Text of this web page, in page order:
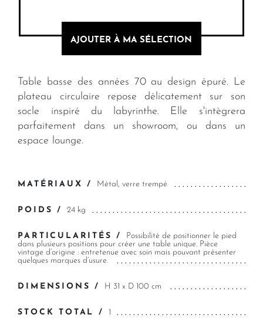
AJOUTER À MA SÉLECTION
Table basse des années 70 au design épuré. Le
plateau circulaire repose délicatement sur son
socle inspiré du labyrinthe. Elle s'intègrera
parfaitement dans un showroom, ou dans un
espace lounge.
MATÉRIAUX / Métal, verre trempé
POIDS / 24 kg
PARTICULARITÉS / Possibilité de positionner le pied
dans plusieurs positions pour créer une table unique. Pièce
vintage d’origine : entretenue avec soin mais pouvant présenter
quelques marques d’usure.
DIMENSIONS / H 31 x D 100 cm
STOCK TOTAL / 1